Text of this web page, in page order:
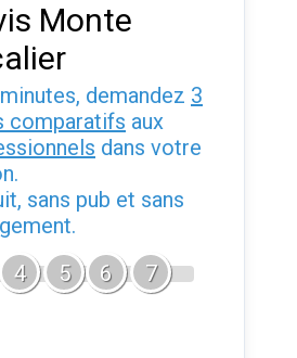
Monte
demandez 3
comparatifs aux
dans votre
sans pub et sans
4 5 6 7